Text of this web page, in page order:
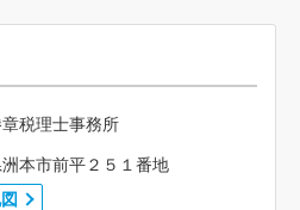
税理士事務所
本市前平２５１番地